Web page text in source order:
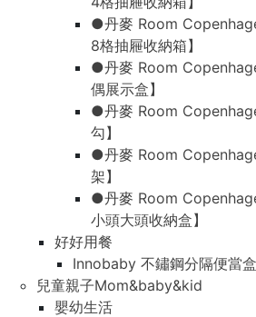
●丹麥 Room
8格抽屜收納箱】
●丹麥 Room
偶展示盒】
●丹麥 Room
勾】
●丹麥 Room
架】
●丹麥 Room
小頭大頭收納盒】
好好用餐
Innobaby 不鏽鋼分隔便當盒
兒童親子Mom&baby&kid
嬰幼生活